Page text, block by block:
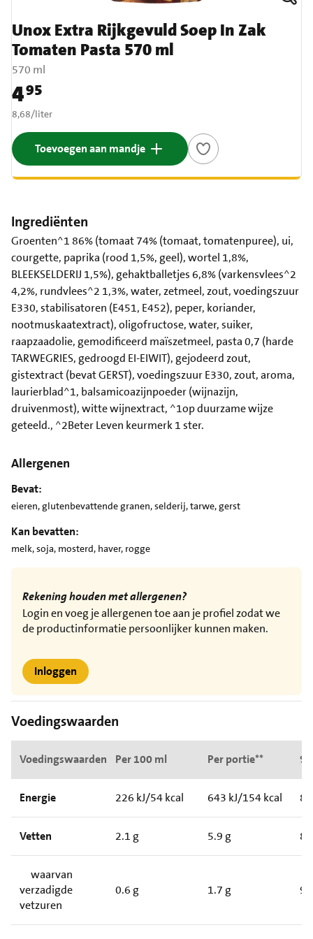
Unox Extra Rijkgevuld Soep In Zak
Tomaten Pasta 570 ml
570 ml
Prijs: € 4,95
495
€ 8,68 per liter
8,68/liter
Toevoegen aan mandje
Ingrediënten
Groenten^1 86% (tomaat 74% (tomaat, tomatenpuree), ui,
courgette, paprika (rood 1,5%, geel), wortel 1,8%,
BLEEKSELDERIJ 1,5%), gehaktballetjes 6,8% (varkensvlees^2
4,2%, rundvlees^2 1,3%, water, zetmeel, zout, voedingszuur
E330, stabilisatoren (E451, E452), peper, koriander,
nootmuskaatextract), oligofructose, water, suiker,
raapzaadolie, gemodificeerd maïszetmeel, pasta 0,7 (harde
TARWEGRIES, gedroogd EI-EIWIT), gejodeerd zout,
gistextract (bevat GERST), voedingszuur E330, zout, aroma,
laurierblad^1, balsamicoazijnpoeder (wijnazijn,
druivenmost), witte wijnextract, ^1op duurzame wijze
geteeld., ^2Beter Leven keurmerk 1 ster.
Allergenen
Bevat:
eieren, glutenbevattende granen, selderij, tarwe, gerst
Kan bevatten:
melk, soja, mosterd, haver, rogge
Rekening houden met allergenen?
Login en voeg je allergenen toe aan je profiel zodat we
de productinformatie persoonlijker kunnen maken.
Inloggen
Voedingswaarden
Voedingswaarden Per 100 ml Per portie**
Energie 226 kJ/54 kcal 643 kJ/154 kcal
Vetten 2.1 g 5.9 g
waarvan
verzadigde
vetzuren
0.6 g 1.7 g